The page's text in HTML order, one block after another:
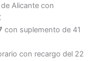
Alicante con
con suplemento de 41
con recargo del 22